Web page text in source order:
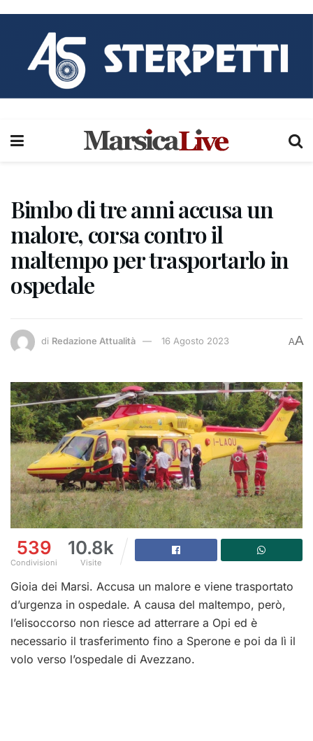
Bimbo di tre anni accusa un
malore, corsa contro il
maltempo per trasportarlo in
ospedale
di Redazione Attualità 16 Agosto 2023 AA
539
Condivisioni
10.8k
Visite
Gioia dei Marsi. Accusa un malore e viene trasportato
d’urgenza in ospedale. A causa del maltempo, però,
l’elisoccorso non riesce ad atterrare a Opi ed è
necessario il trasferimento fino a Sperone e poi da lì il
volo verso l’ospedale di Avezzano.